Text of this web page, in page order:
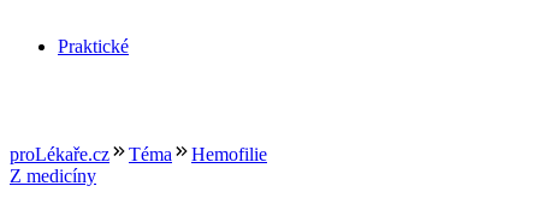
Praktické
proLékaře.cz Téma
Hemofilie
Z medicíny